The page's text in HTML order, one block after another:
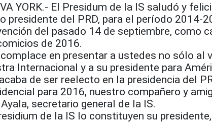
YORK.- El Presidum de la IS saludó y
presidente del PRD, para el período 2014-
del pasado 14 de septiembre, como
de 2016.
complace en presentar a ustedes no sólo al
Internacional y a su presidente para
de ser reelecto en la presidencia del
para 2016, nuestro compañero y
secretario general de la IS.
de la IS lo constituyen su